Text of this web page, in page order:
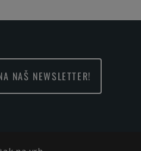
NAŠ NEWSLETTER!